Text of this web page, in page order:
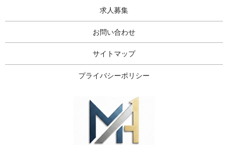
求人募集
お問い合わせ
サイトマップ
プライバシーポリシー